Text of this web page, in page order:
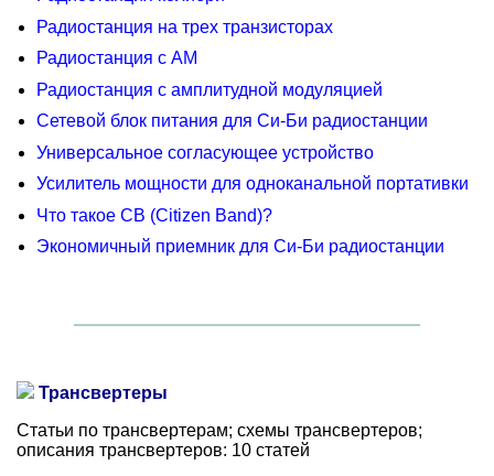
Радиостанция на трех транзисторах
Радиостанция с AM
Радиостанция с амплитудной модуляцией
Сетевой блок питания для Си-Би радиостанции
Универсальное согласующее устройство
Усилитель мощности для одноканальной портативки
Что такое CB (Citizen Band)?
Экономичный приемник для Си-Би радиостанции
Трансвертеры
Статьи по трансвертерам; схемы трансвертеров;
описания трансвертеров: 10 статей